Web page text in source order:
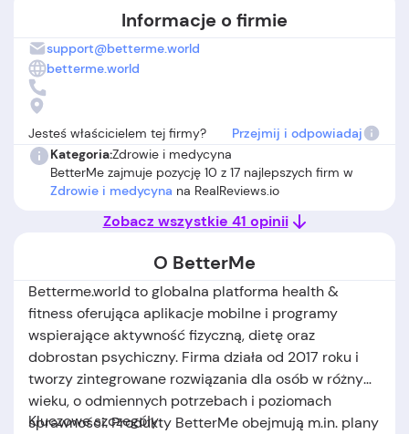
Informacje o firmie
support@betterme.world
betterme.world
Jesteś właścicielem tej firmy?
Przejmij i odpowiadaj
Kategoria:Zdrowie i medycyna
BetterMe zajmuje pozycję 10 z 17 najlepszych firm w
Zdrowie i medycyna na RealReviews.io
Zobacz wszystkie 41 opinii
O BetterMe
Betterme.world to globalna platforma health &
fitness oferująca aplikacje mobilne i programy
wspierające aktywność fizyczną, dietę oraz
dobrostan psychiczny. Firma działa od 2017 roku i
tworzy zintegrowane rozwiązania dla osób w różnym
wieku, o odmiennych potrzebach i poziomach
sprawności. Produkty BetterMe obejmują m.in. plany
Kluczowe szczegóły: